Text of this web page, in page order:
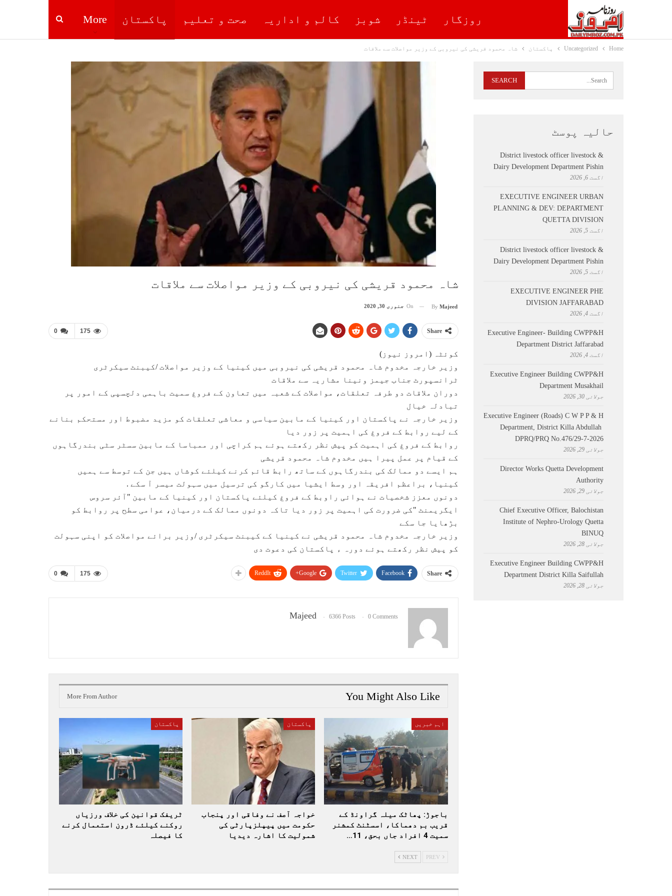
روزگار ٹینڈر شوبز کالم و اداریہ صحت و تعلیم پاکستان More
Home
Uncategorized پاکستان شاہ محمود قریشی کی نیروبی کے وزیر مواصلات سے ملاقات
شاہ محمود قریشی کی نیروبی کے وزیر مواصلات سے ملاقات
By Majeed
On جنوری 30, 2020
0 175 Share
کوئٹہ (امروز نیوز)
وزیر خارجہ مخدوم شاہ محمود قریشی کی نیروبی میں کینیا کے وزیر مواصلات /کیبنٹ سیکرٹری
ٹرانسپورٹ جناب جیمز ونینا مشاریہ سے ملاقات
دوران ملاقات دو طرفہ تعلقات، مواصلات کے شعبہ میں تعاون کے فروغ سمیت باہمی دلچسپی کے امور پر
تبادلہ خیال
وزیر خارجہ نے پاکستان اور کینیا کے مابین سیاسی و معاشی تعلقات کو مزید مضبوط اور مستحکم بنانے
کے لیے روابط کے فروغ کی اہمیت پر زور دیا
روابط کے فروغ کی اہمیت کو پیش نظر رکھتے ہوئے ہم کراچی اور ممباسا کے مابین سسٹر سٹی بندرگاہوں
کے قیام پر عمل پیرا ہیں مخدوم شاہ محمود قریشی
ہم ایسے دو ممالک کی بندرگاہوں کے ساتھ رابط قائم کرنے کیلئے کوشاں ہیں جن کے توسط سے ہمیں
کینیا، براعظم افریقہ اور وسط ایشیا میں کارگو کی ترسیل میں سہولت میسر آ سکے .
دونوں معزز شخصیات نے ہوائی راوبط کے فروغ کیلئے پاکستان اور کینیا کے مابین "آئر سروس
ایگریمنٹ "کی ضرورت کی اہمیت پر زور دیا تاکہ دونوں ممالک کے درمیان، عوامی سطح پر روابط کو
بڑھایا جا سکے
وزیر خارجہ مخدوم شاہ محمود قریشی نے کینیا کے کیبنٹ سیکرٹری /وزیر برائے مواصلات کو اپنی سہولت
کو پیش نظر رکھتے ہوئے دورہ ء پاکستان کی دعوت دی
0 175 Share
Facebook
Twitter
Google+
ReddIt
Majeed 6366 Posts 0 Comments
You Might Also Like
More From Author
اہم خبریں
باجوڑ: پھاٹک میلہ گراونڈ کے
قریب بم دھماکا، اسسٹنٹ کمشنر
سمیت 4 افراد جاں بحق، 11…
پاکستان
خواجہ آصف نے وفاقی اور پنجاب
حکومت میں پیپلزپارٹی کی
شمولیت کا اشارہ دیدیا
پاکستان
ٹریفک قوانین کی خلاف ورزیاں
روکنے کیلئے ڈرون استعمال کرنے
کا فیصلہ
NEXT
حالیہ پوسٹ
District livestock officer livestock &
Dairy Development Department Pishin
اگست 6, 2026
EXECUTIVE ENGINEER URBAN
PLANNING & DEV: DEPARTMENT
QUETTA DIVISION
اگست 5, 2026
District livestock officer livestock &
Dairy Development Department Pishin
اگست 5, 2026
EXECUTIVE ENGINEER PHE
DIVISION JAFFARABAD
اگست 4, 2026
Executive Engineer- Building CWPP&H
Department District Jaffarabad
اگست 4, 2026
Executive Engineer Building CWPP&H
Department Musakhail
جولائی 30, 2026
Executive Engineer (Roads) C W P P & H
Department, District Killa Abdullah ​
DPRQ/PRQ No.476/29-7-2026
جولائی 29, 2026
Director Works Quetta Development
Authority
جولائی 29, 2026
Chief Executive Officer, Balochistan
Institute of Nephro-Urology Quetta
BINUQ
جولائی 28, 2026
Executive Engineer Building CWPP&H
Department District Killa Saifullah
جولائی 28, 2026